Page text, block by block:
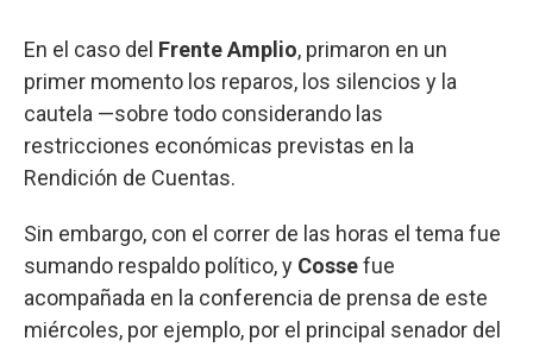
En el caso del Frente Amplio, primaron en un
primer momento los reparos, los silencios y la
cautela —sobre todo considerando las
restricciones económicas previstas en la
Rendición de Cuentas.
Sin embargo, con el correr de las horas el tema fue
sumando respaldo político, y Cossefue
acompañada en la conferencia de prensa de este
miércoles, por ejemplo, por el principal senador del